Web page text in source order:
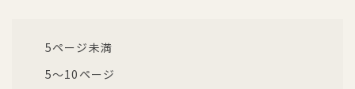
5ページ未満
5〜10ページ